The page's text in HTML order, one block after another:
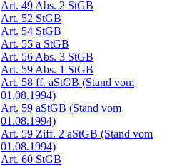
Art. 49 Abs. 2 StGB
Art. 52 StGB
Art. 54 StGB
Art. 55 a StGB
Art. 56 Abs. 3 StGB
Art. 59 Abs. 1 StGB
Art. 58 ff. aStGB (Stand vom
01.08.1994)
Art. 59 aStGB (Stand vom
01.08.1994)
Art. 59 Ziff. 2 aStGB (Stand vom
01.08.1994)
Art. 60 StGB